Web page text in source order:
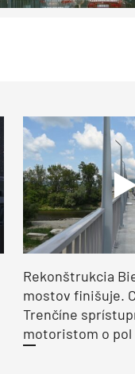
Rekonštrukcia
mostov finišuje.
Trenčíne
motoristom o pol